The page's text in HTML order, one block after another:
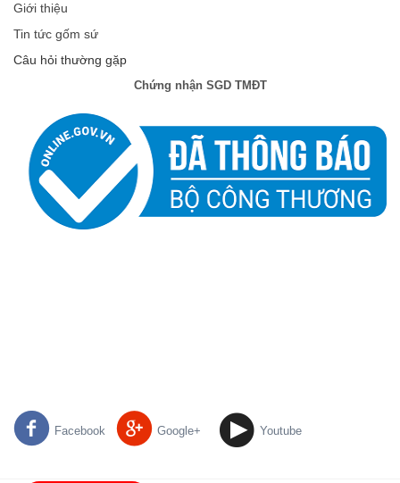
Giới thiệu
Tin tức gốm sứ
Câu hỏi thường gặp
Chứng nhận SGD TMĐT
Facebook Google+ Youtube